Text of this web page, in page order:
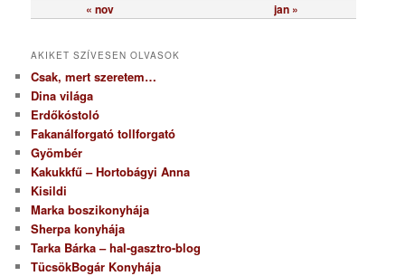
« nov jan »
AKIKET SZÍVESEN OLVASOK
Csak, mert szeretem…
Dina világa
Erdőkóstoló
Fakanálforgató tollforgató
Gyömbér
Kakukkfű – Hortobágyi Anna
Kisildi
Marka boszikonyhája
Sherpa konyhája
Tarka Bárka – hal-gasztro-blog
TücsökBogár Konyhája